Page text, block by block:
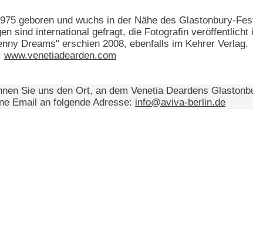
geboren und wuchs in der Nähe des Glastonbury-
sind international gefragt, die Fotografin veröffentlicht
Dreams" erschien 2008, ebenfalls im Kehrer Verlag.
www.venetiadearden.com
Sie uns den Ort, an dem Venetia Deardens
Email an folgende Adresse: info@aviva-berlin.de